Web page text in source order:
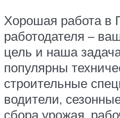
Хорошая работа в
работодателя –
цель и наша
популярны
строительные
водители,
сбора урожая,